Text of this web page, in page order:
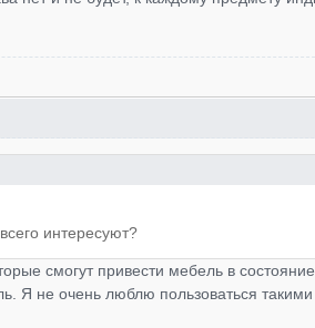
интересуют?
смогут привести мебель в
Я не очень люблю пользоваться